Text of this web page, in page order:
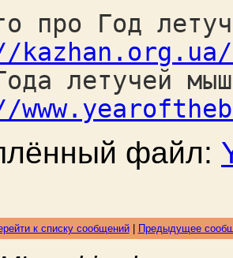
про Год
летучей
файл:
к списку сообщений| Предыдущее